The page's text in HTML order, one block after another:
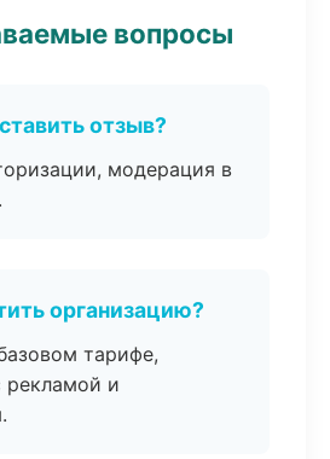
вопросы
отзыв?
модерация в
организацию?
тарифе,
и